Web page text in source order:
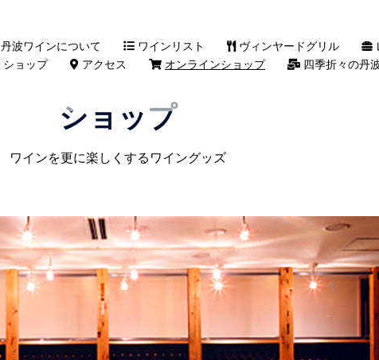
丹波ワインについて ワインリスト ヴィンヤードグリル
ショップ
アクセス オンラインショップ 四季折々の丹
ショップ
ワインを更に楽しくするワイングッズ